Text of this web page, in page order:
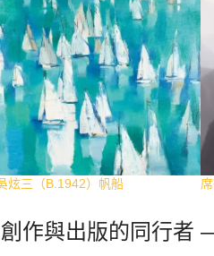
炫三（B.1942）帆船
創作與出版的同行者